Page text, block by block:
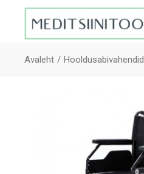
Avaleht Hooldusabivahendid